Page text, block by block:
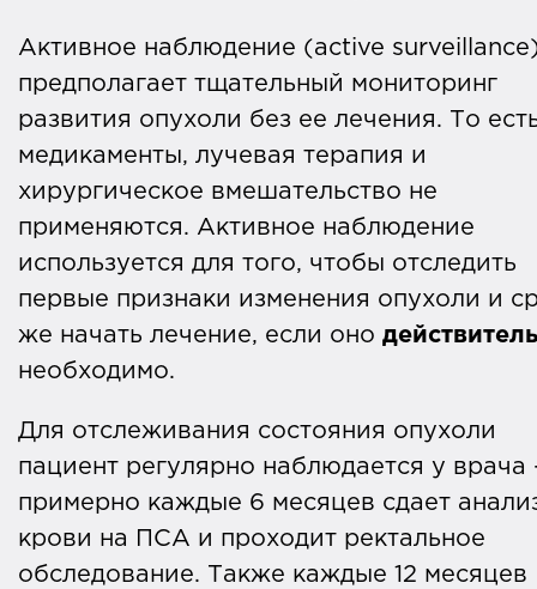
Активное наблюдение (active
предполагает тщательный мониторинг
развития опухоли без ее лечения. То
медикаменты, лучевая терапия и
хирургическое вмешательство не
применяются. Активное наблюдение
используется для того, чтобы отследить
первые признаки изменения опухоли и
же начать лечение, если оно
необходимо.
Для отслеживания состояния опухоли
пациент регулярно наблюдается у врача
примерно каждые 6 месяцев сдает
крови на ПСА и проходит ректальное
обследование. Также каждые 12 месяцев